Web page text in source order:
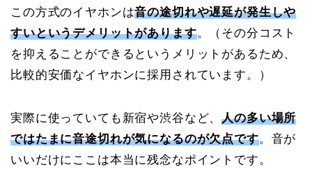
この方式のイヤホンは音の途切れや遅延が発生しや
すいというデメリットがあります。（その分コスト
を抑えることができるというメリットがあるため、
比較的安価なイヤホンに採用されています。）
実際に使っていても新宿や渋谷など、人の多い場所
ではたまに音途切れが気になるのが欠点です。音が
いいだけにここは本当に残念なポイントです。